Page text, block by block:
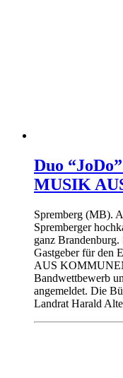
Duo
MUSIK
Spremberg (MB).
Spremberger
ganz
Gastgeber für den
AUS
Bandwettbewerb
angemeldet. Die
Landrat Harald